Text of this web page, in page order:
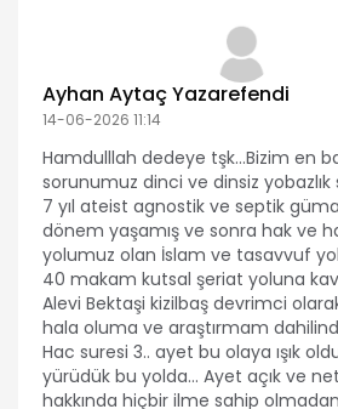
Ayhan Aytaç Yazarefendi
14-06-2026 11:14
Hamdulllah dedeye tşk...Bizim en
sorunumuz dinci ve dinsiz yobazlık
7 yıl ateist agnostik ve septik
dönem yaşamış ve sonra hak ve
yolumuz olan İslam ve tasavvuf
40 makam kutsal şeriat yoluna
Alevi Bektaşi kizilbaş devrimci
hala oluma ve araştırmam
Hac suresi 3.. ayet bu olaya ışık
yürüdük bu yolda... Ayet açık ve
hakkında hiçbir ilme sahip